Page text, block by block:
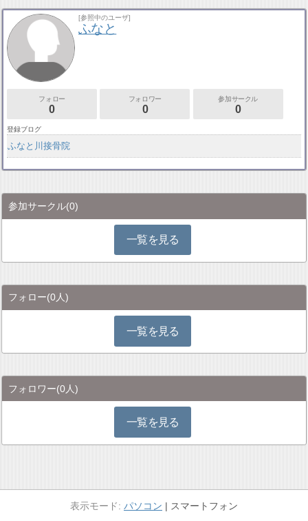
[参照中のユーザ]
ふなと
フォロー
0
フォロワー
0
参加サークル
0
登録ブログ
ふなと川接骨院
参加サークル(0)
一覧を見る
フォロー(0人)
一覧を見る
フォロワー(0人)
一覧を見る
パソコン スマートフォン